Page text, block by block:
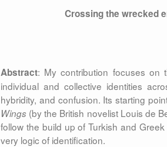
Crossing the wrecked
Abstract: My contribution focuses on
individual and collective identities
hybridity, and confusion. Its starting
Wings (by the British novelist Louis de
follow the build up of Turkish and
very logic of identification.